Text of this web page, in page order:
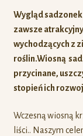
Wygląd
zawsze
wychodzących z
roślin.Wiosną
przycinane,
stopień ich
Wczesną wiosną
liści.. Naszym